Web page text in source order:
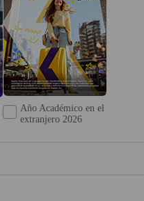
Año Académico en el
extranjero 2026